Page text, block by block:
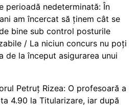
perioadă nedeterminată: În
am încercat să ținem cât se
bine sub control posturile
/ La niciun concurs nu poți
de la început asigurarea unui
Petruț Rizea: O profesoară a
4.90 la Titularizare, iar după